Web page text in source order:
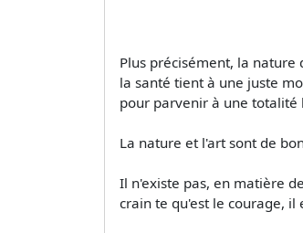
Plus précisément, la
la santé tient à une juste
pour parvenir à une totalité
La nature et l'art sont de
Il n'existe pas, en matière
crain­ te qu'est le courage,